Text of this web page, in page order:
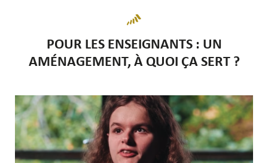
POUR LES ENSEIGNANTS : UN
AMÉNAGEMENT, À QUOI ÇA SERT ?